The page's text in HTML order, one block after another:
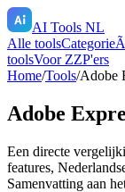
AI Tools NL
Alle tools
toolsVoor ZZP'ers
Home/Tools/Adobe
Adobe
Een directe
features,
Samenvatting aan